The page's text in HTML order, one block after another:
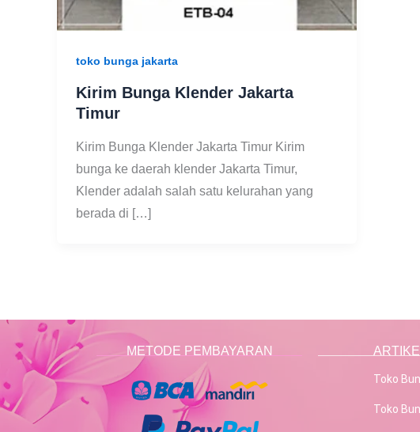
toko bunga jakarta
Kirim Bunga Klender Jakarta
Timur
Kirim Bunga Klender Jakarta Timur Kirim
bunga ke daerah klender Jakarta Timur,
Klender adalah salah satu kelurahan yang
berada di […]
METODE PEMBAYARAN ARTIKEL
Toko
Toko